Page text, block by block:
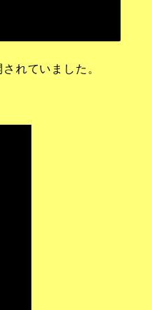
れていました。